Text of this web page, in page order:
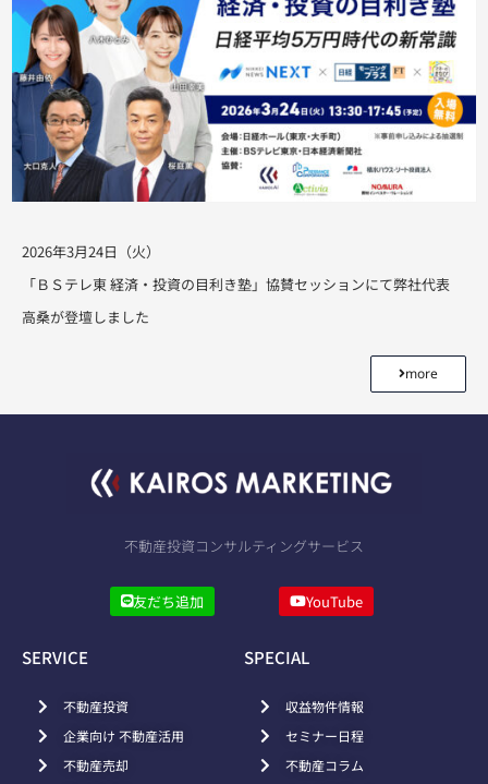
2026年3月24日（火）
「ＢＳテレ東 経済・投資の目利き塾」協賛セッションにて弊社代表
高桑が登壇しました
more
不動産投資コンサルティングサービス
友だち追加 YouTube
SERVICE
不動産投資
企業向け 不動産活用
不動産売却
SPECIAL
収益物件情報
セミナー日程
不動産コラム